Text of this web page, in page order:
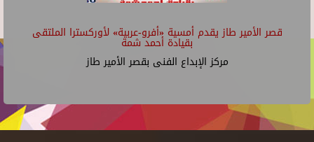
قصر الأمير طاز يقدم أمسية «أفرو-عربية» لأوركسترا الملتقى
بقيادة أحمد شمة
مركز الإبداع الفنى بقصر الأمير طاز